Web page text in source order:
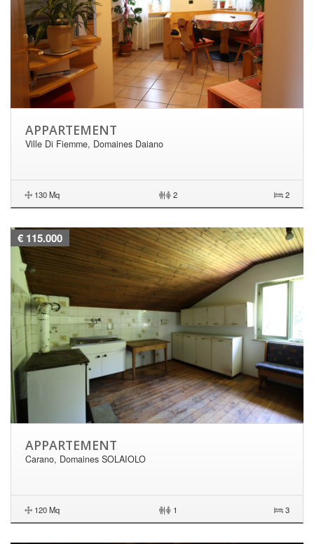
APPARTEMENT
Ville Di Fiemme, Domaines Daiano
130 Mq | 2 2
€ 115.000
APPARTEMENT
Carano, Domaines SOLAIOLO
120 Mq | 1 3